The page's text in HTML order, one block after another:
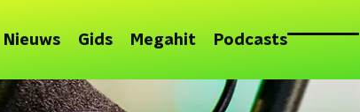
Nieuws Gids Megahit Podcasts